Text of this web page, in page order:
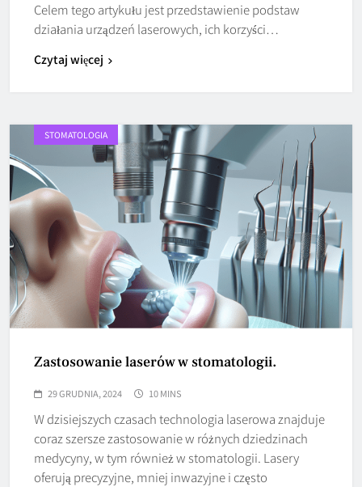
Celem tego artykułu jest przedstawienie podstaw
działania urządzeń laserowych, ich korzyści…
Czytaj więcej
STOMATOLOGIA
Zastosowanie laserów w stomatologii.
29 GRUDNIA, 2024 10 MINS
W dzisiejszych czasach technologia laserowa znajduje
coraz szersze zastosowanie w różnych dziedzinach
medycyny, w tym również w stomatologii. Lasery
oferują precyzyjne, mniej inwazyjne i często